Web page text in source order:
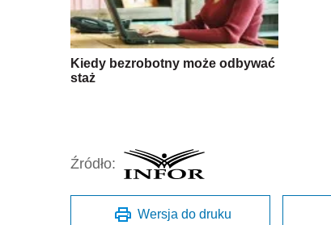
Kiedy bezrobotny może odbywać
staż
Źródło:
Wersja do druku